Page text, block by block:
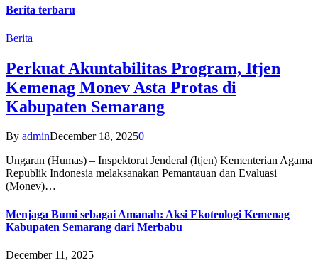
Berita terbaru
Berita
Perkuat Akuntabilitas Program, Itjen
Kemenag Monev Asta Protas di
Kabupaten Semarang
By adminDecember 18, 20250
Ungaran (Humas) – Inspektorat Jenderal (Itjen) Kementerian Agama
Republik Indonesia melaksanakan Pemantauan dan Evaluasi
(Monev)…
Menjaga Bumi sebagai Amanah: Aksi Ekoteologi Kemenag
Kabupaten Semarang dari Merbabu
December 11, 2025